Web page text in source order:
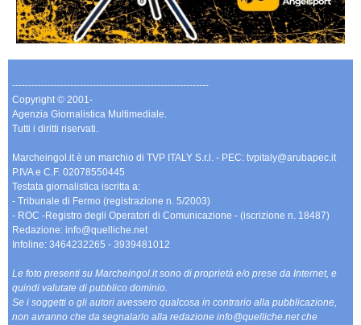
-------------------------------------------------------------
Copyright © 2001-
Agenzia Giornalistica Multimediale.
Tutti i diritti riservati.
Marcheingol.it è un marchio di TVP ITALY S.r.l. - PEC: tvpitaly@arubapec.it
P.IVA e C.F. 02078550445
Testata giornalistica iscritta a:
- Tribunale di Fermo (registrazione n. 5/2003)
- ROC -Registro degli Operatori di Comunicazione - (iscrizione n. 18487)
Redazione: info@quelliche.net
Infoline: 3464232265 - 3939481012
Le foto presenti su Marcheingol.it sono di proprietà e/o prese da Internet, e
quindi valutate di pubblico dominio.
Se i soggetti o gli autori avessero qualcosa in contrario alla pubblicazione,
non avranno che da segnalarlo alla redazione info@quelliche.net che